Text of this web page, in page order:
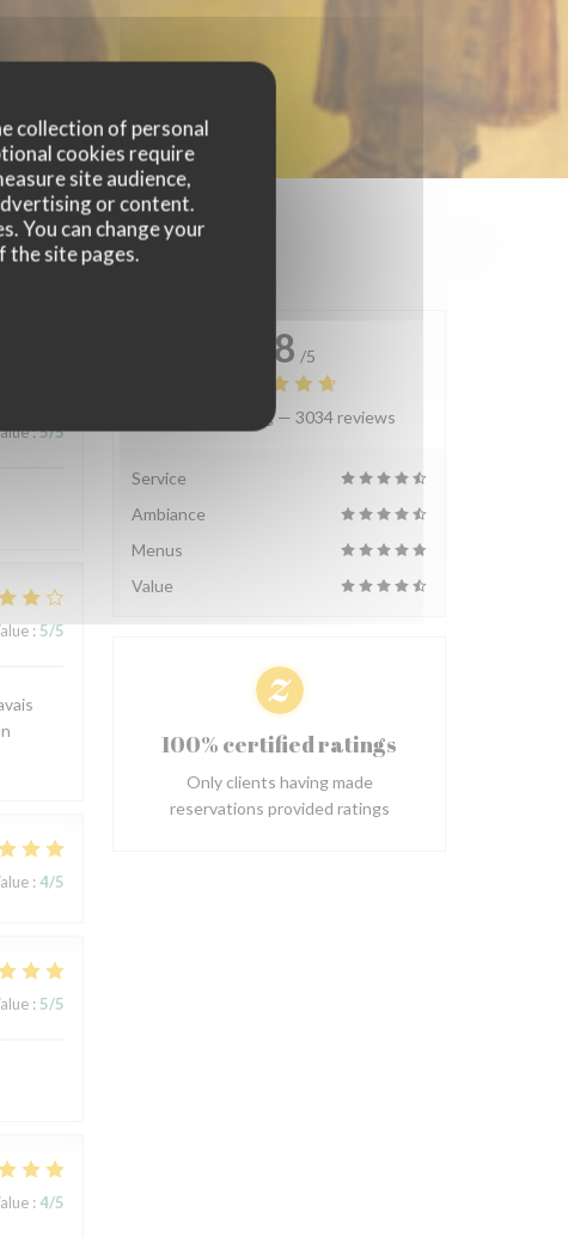
collection of personal
cookies require
site audience,
or content.
You can change your
the site pages.
:5/5
: 5/5
: 4/5
: 5/5
: 4/5
4.8 /5
Average rating — 3034 reviews
Service
Ambiance
Menus
Value
100% certified ratings
Only clients having made
reservations provided ratings